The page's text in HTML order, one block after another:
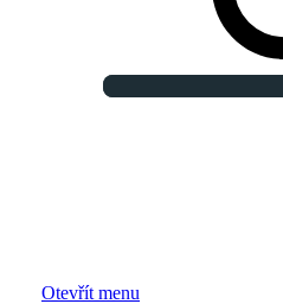
Otevřít menu